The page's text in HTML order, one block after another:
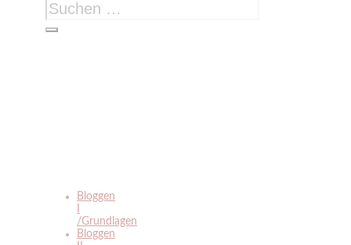
Suchen
nach:
Bloggen
/Grundlagen
Bloggen